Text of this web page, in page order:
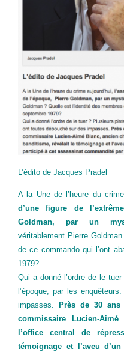
L’édito de Jacques Pradel
A la Une de l’heure du crime
d’une figure de
Goldman, par un
véritablement Pierre
de ce commando qui l’ont
1979?
Qui a donné l’ordre de le
l’époque, par les
impasses.
Près de 30
commissaire Lucien-
l’office central de
témoignage et l’aveu